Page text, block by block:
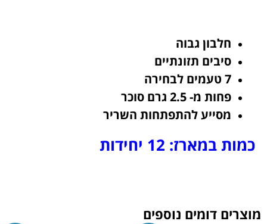
חלבון גבוה
סיבים תזונתיים
7 טעמים לבחירה
פחות מ- 2.5 גרם סוכר
מסייע להתפתחות השריר
כמות במארז: 12 יחידות
מוצרים דומים נוספים